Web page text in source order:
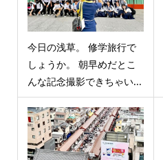
今日の浅草。 修学旅行で
しょうか。 朝早めだとこ
んな記念撮影できちゃい...